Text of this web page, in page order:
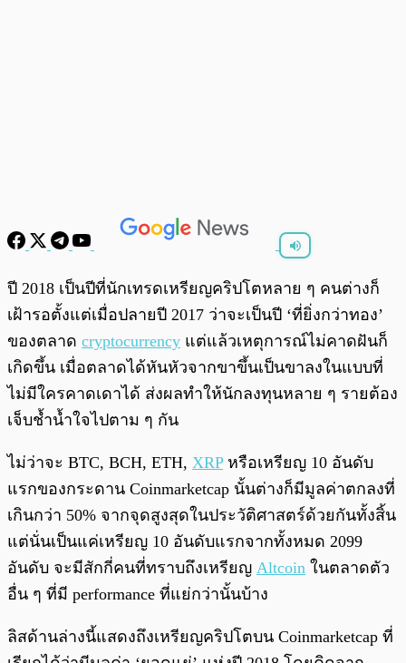
พร้อมเล่น 0:00
ปี 2018 เป็นปีที่นักเทรดเหรียญคริปโตหลาย ๆ คนต่างก็
เฝ้ารอตั้งแต่เมื่อปลายปี 2017 ว่าจะเป็นปี ‘ที่ยิ่งกว่าทอง’
ของตลาด cryptocurrency แต่แล้วเหตุการณ์ไม่คาดฝันก็
เกิดขึ้น เมื่อตลาดได้หันหัวจากขาขึ้นเป็นขาลงในแบบที่
ไม่มีใครคาดเดาได้ ส่งผลทำให้นักลงทุนหลาย ๆ รายต้อง
เจ็บช้ำน้ำใจไปตาม ๆ กัน
ไม่ว่าจะ BTC, BCH, ETH, XRPหรือเหรียญ 10 อันดับ
แรกของกระดาน Coinmarketcap นั้นต่างก็มีมูลค่าตกลงที่
เกินกว่า 50% จากจุดสูงสุดในประวัติศาสตร์ด้วยกันทั้งสิ้น
แต่นั่นเป็นแค่เหรียญ 10 อันดับแรกจากทั้งหมด 2099
อันดับ จะมีสักกี่คนที่ทราบถึงเหรียญ Altcoin ในตลาดตัว
อื่น ๆ ที่มี performance ที่แย่กว่านั้นบ้าง
ลิสด้านล่างนี้แสดงถึงเหรียญคริปโตบน Coinmarketcap ที่